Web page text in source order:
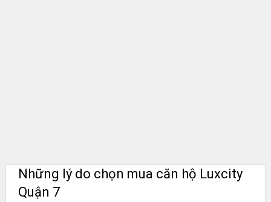
Những lý do chọn mua căn hộ Luxcity
Quận 7